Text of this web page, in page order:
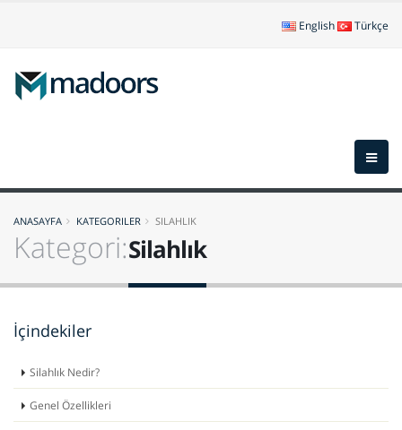
English Türkçe
ANASAYFA KATEGORILER SILAHLIK
Kategori:Silahlık
İçindekiler
Silahlık Nedir?
Genel Özellikleri